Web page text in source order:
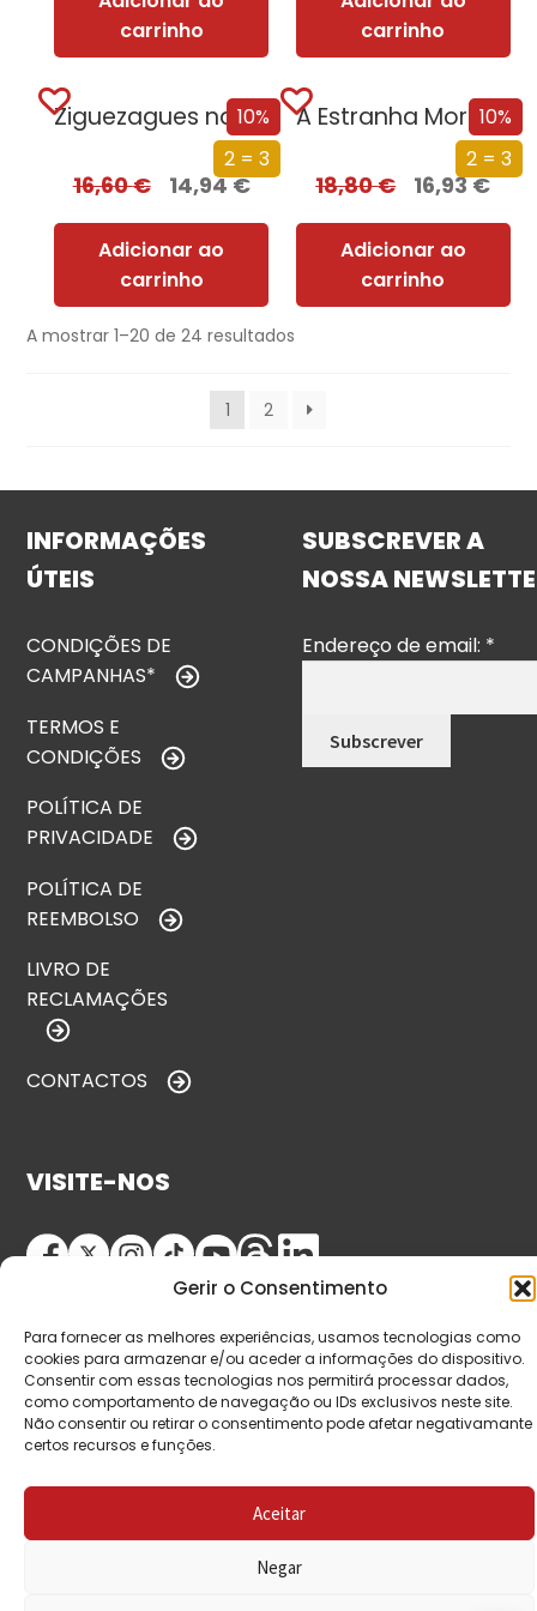
Gerir o Consentimento
Para fornecer as melhores experiências, usamos tecnologias como
cookies para armazenar e/ou aceder a informações do dispositivo.
Consentir com essas tecnologias nos permitirá processar dados,
como comportamento de navegação ou IDs exclusivos neste site.
Não consentir ou retirar o consentimento pode afetar negativamante
certos recursos e funções.
Aceitar
Negar
carrinho
carrinho
10%
2 = 3
Ziguezagues na Política
16,60€ 14,94€
Adicionar ao
carrinho
10%
2 = 3
A Estranha Morte da Europa
18,80€ 16,93€
Adicionar ao
carrinho
A mostrar 1–20 de 24 resultados
1 2
INFORMAÇÕES
ÚTEIS
CONDIÇÕES DE
CAMPANHAS*
TERMOS E
CONDIÇÕES
POLÍTICA DE
PRIVACIDADE
POLÍTICA DE
REEMBOLSO
LIVRO DE
RECLAMAÇÕES
CONTACTOS
SUBSCREVER A
NOSSA
Endereço de email: *
VISITE-NOS
© Copyright 2026 Saída de Emergência. Todos os
direitos reservados.